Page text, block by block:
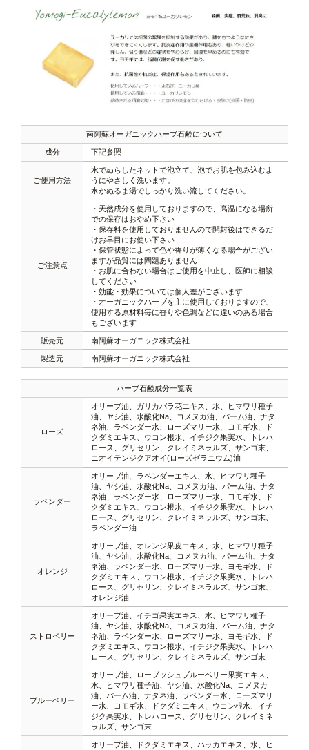
南阿蘇オーガニックハーブ石鹸について
成分 下記参照
ご使用方法
水でぬらしたネットで泡立て、泡でお肌を包み込むよ
うにやさしく洗います。
水かぬるま湯でしっかり洗い流してください。
ご注意点
・天然成分を使用しておりますので、高温になる場所
での保存はおやめ下さい
・保存料を使用しておりませんので開封後はできるだ
けお早目にお使い下さい
・保管状態によって色や香りが薄くなる場合がござい
ますが品質には問題ありません
・お肌に合わない場合はご使用を中止し、医師に相談
してください
・効能・効果については個人差がございます
・オーガニックハーブを主に使用しておりますので、
使用する原材料毎に香りや色調などに違いのある場合
もございます
販売元 南阿蘇オーガニック株式会社
製造元 南阿蘇オーガニック株式会社
ハーブ石鹸成分一覧表
ローズ
オリーブ油、ガリカバラ花エキス、水、ヒマワリ種子
油、ヤシ油、水酸化Na、コメヌカ油、パーム油、ナタ
ネ油、ラベンダー水、ローズマリー水、ヨモギ水、ド
クダミエキス、ウコン根水、イチジク果実水、トレハ
ロース、グリセリン、クレイミネラルズ、サンゴ末、
ニオイテンジクアオイ(ローズゼラニウム)油
ラベンダー
オリーブ油、ラベンダーエキス、水、ヒマワリ種子
油、ヤシ油、水酸化Na、コメヌカ油、パーム油、ナタ
ネ油、ラベンダー水、ローズマリー水、ヨモギ水、ド
クダミエキス、ウコン根水、イチジク果実水、トレハ
ロース、グリセリン、クレイミネラルズ、サンゴ末、
ラベンダー油
オレンジ
オリーブ油、オレンジ果皮エキス、水、ヒマワリ種子
油、ヤシ油、水酸化Na、コメヌカ油、パーム油、ナタ
ネ油、ラベンダー水、ローズマリー水、ヨモギ水、ド
クダミエキス、ウコン根水、イチジク果実水、トレハ
ロース、グリセリン、クレイミネラルズ、サンゴ末、
オレンジ油
ストロベリー
オリーブ油、イチゴ果実エキス、水、ヒマワリ種子
油、ヤシ油、水酸化Na、コメヌカ油、パーム油、ナタ
ネ油、ラベンダー水、ローズマリー水、ヨモギ水、ド
クダミエキス、ウコン根水、イチジク果実水、トレハ
ロース、グリセリン、クレイミネラルズ、サンゴ末
ブルーベリー
オリーブ油、ローブッシュブルーベリー果実エキス、
水、ヒマワリ種子油、ヤシ油、水酸化Na、コメヌカ
油、パーム油、ナタネ油、ラベンダー水、ローズマリ
ー水、ヨモギ水、ドクダミエキス、ウコン根水、イチ
ジク果実水、トレハロース、グリセリン、クレイミネ
ラルズ、サンゴ末
オリーブ油、ドクダミエキス、ハッカエキス、水、ヒ